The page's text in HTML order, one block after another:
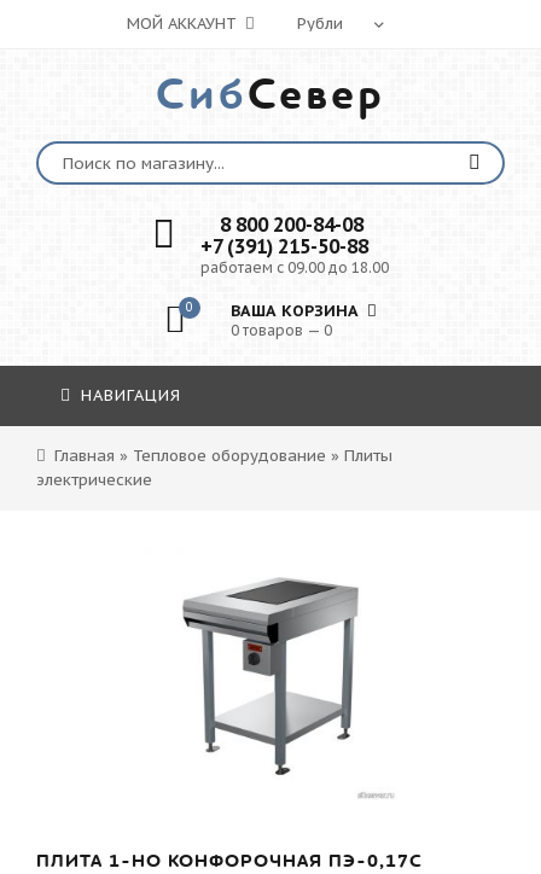
МОЙ АККАУНТ
СибСевер
8 800 200-84-08
+7 (391) 215-50-88
работаем с 09.00 до 18.00
0 ВАША КОРЗИНА
0 товаров — 0
НАВИГАЦИЯ
Главная » Тепловое оборудование » Плиты
электрические
ПЛИТА 1-НО КОНФОРОЧНАЯ ПЭ-0,17С